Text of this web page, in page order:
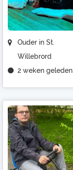
Ouder in St.
Willebrord
2 weken geleden